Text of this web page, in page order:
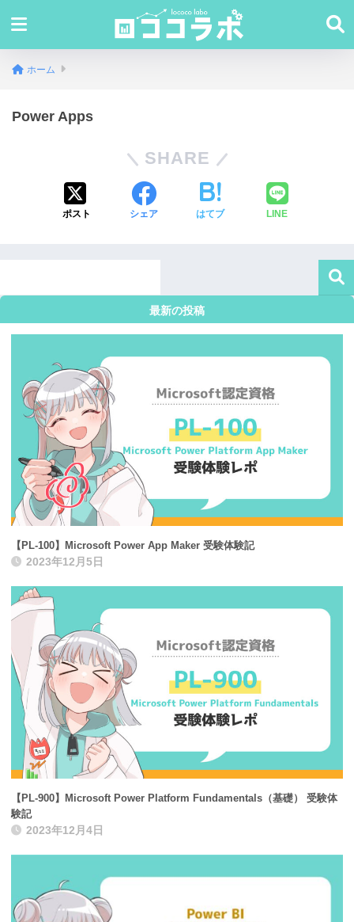
ホーム
Power Apps
SHARE
ポスト シェア はてブ LINE
最新の投稿
【PL-100】Microsoft Power App Maker 受験体験記
2023年12月5日
【PL-900】Microsoft Power Platform Fundamentals（基礎） 受験体
験記
2023年12月4日